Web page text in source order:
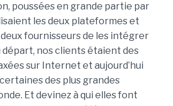
poussées en grande partie par
les deux plateformes et
fournisseurs de les intégrer
départ, nos clients étaient des
sur Internet et aujourd’hui
des plus grandes
Et devinez à qui elles font